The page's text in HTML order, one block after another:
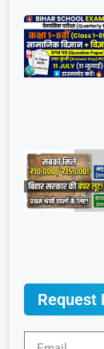
Request